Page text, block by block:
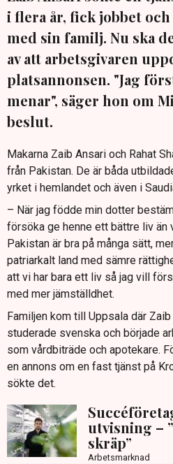
i flera år, fick jobbet
med sin familj. Nu ska
av att arbetsgivaren
platsannonsen. "Jag
menar", säger hon om
beslut.
Makarna Zaib Ansari och Rahat
från Pakistan. De är båda
yrket i hemlandet och även i
– När jag födde min dotter
försöka ge henne ett bättre liv än
Pakistan är bra på många sätt,
patriarkalt land med sämre
att vi har bara ett liv så jag vill
med mer jämställdhet.
Familjen kom till Uppsala där
studerade svenska och började
som vårdbiträde och apotekare.
en annons om en fast tjänst på
sökte det.
utvisning –
skräp”
Arbetsmarknad